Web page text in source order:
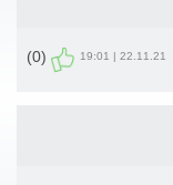
22.11.21 | 19:01
(0)